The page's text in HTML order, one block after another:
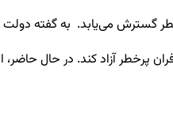
ی‌یاب
پرخطر آزاد کند. در حال